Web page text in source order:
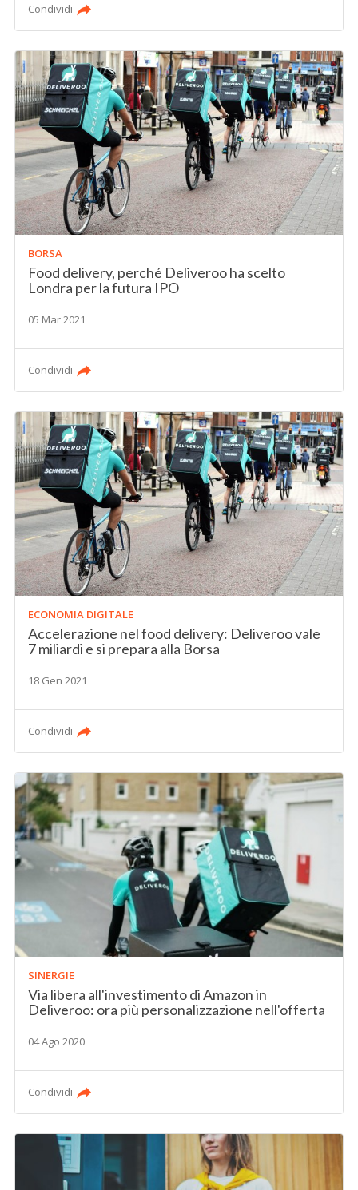
Condividi
BORSA
Food delivery, perché Deliveroo ha scelto
Londra per la futura IPO
05 Mar 2021
Condividi
ECONOMIA DIGITALE
Accelerazione nel food delivery: Deliveroo vale
7 miliardi e si prepara alla Borsa
18 Gen 2021
Condividi
SINERGIE
Via libera all'investimento di Amazon in
Deliveroo: ora più personalizzazione nell'offerta
04 Ago 2020
Condividi